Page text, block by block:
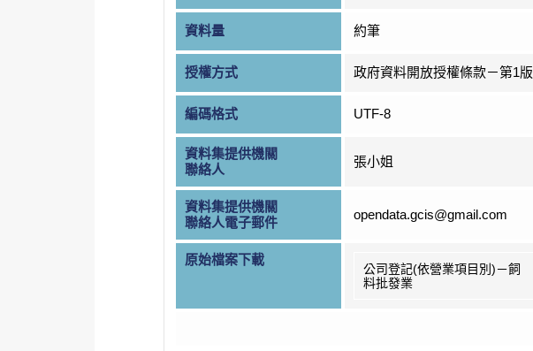
資料量 約筆
授權方式 政府資料開放授權條款－第1版
編碼格式 UTF-8
資料集提供機關
聯絡人
張小姐
資料集提供機關
聯絡人電子郵件
opendata.gcis@gmail.com
原始檔案下載
公司登記(依營業項目別)－飼
料批發業